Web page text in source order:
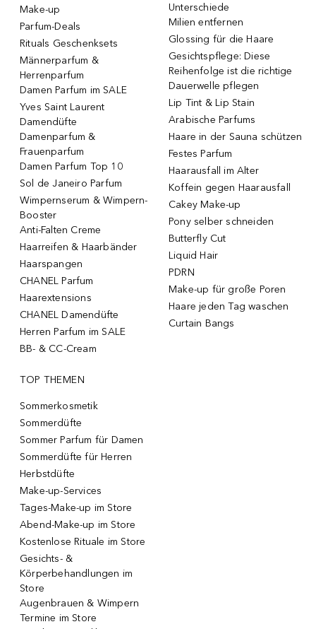
Make-up
Parfum-Deals
Rituals Geschenksets
Männerparfum &
Herrenparfum
Damen Parfum im SALE
Yves Saint Laurent
Damendüfte
Damenparfum &
Frauenparfum
Damen Parfum Top 10
Sol de Janeiro Parfum
Wimpernserum & Wimpern-
Booster
Anti-Falten Creme
Haarreifen & Haarbänder
Haarspangen
CHANEL Parfum
Haarextensions
CHANEL Damendüfte
Herren Parfum im SALE
BB- & CC-Cream
Unterschiede
Milien entfernen
Glossing für die Haare
Gesichtspflege: Diese
Reihenfolge ist die richtige
Dauerwelle pflegen
Lip Tint & Lip Stain
Arabische Parfums
Haare in der Sauna schützen
Festes Parfum
Haarausfall im Alter
Koffein gegen Haarausfall
Cakey Make-up
Pony selber schneiden
Butterfly Cut
Liquid Hair
PDRN
Make-up für große Poren
Haare jeden Tag waschen
Curtain Bangs
TOP THEMEN
Sommerkosmetik
Sommerdüfte
Sommer Parfum für Damen
Sommerdüfte für Herren
Herbstdüfte
Make-up-Services
Tages-Make-up im Store
Abend-Make-up im Store
Kostenlose Rituale im Store
Gesichts- &
Körperbehandlungen im
Store
Augenbrauen & Wimpern
Termine im Store